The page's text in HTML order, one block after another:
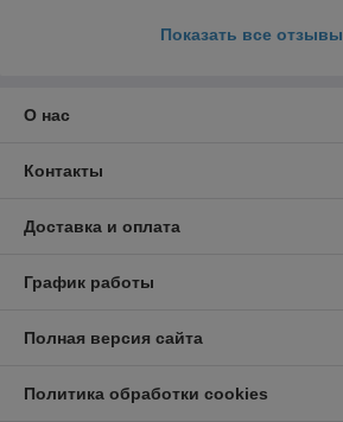
Показать все отзывы
О нас
Контакты
Доставка и оплата
График работы
Полная версия сайта
Политика обработки cookies